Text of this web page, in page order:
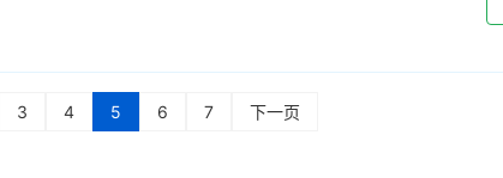
3 4 5 6 7 下一页